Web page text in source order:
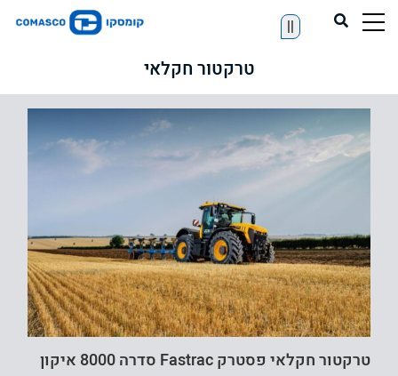
||
טרקטור חקלאי
טרקטור חקלאי פסטרק Fastrac סדרה 8000 איקון